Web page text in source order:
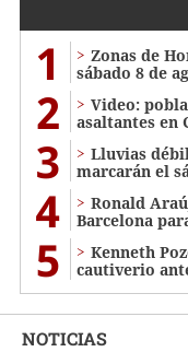
1
Zonas de
sábado 8 de
2
Video:
asaltantes en
3
Lluvias
marcarán el
4
Ronald
Barcelona
5
Kenneth
cautiverio
NOTICIAS